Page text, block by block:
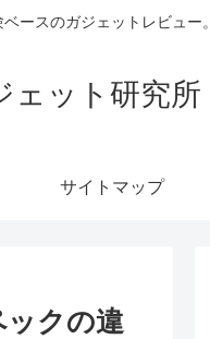
ースのガジェットレビュー。
ェット研究所
サイトマップ
クの違